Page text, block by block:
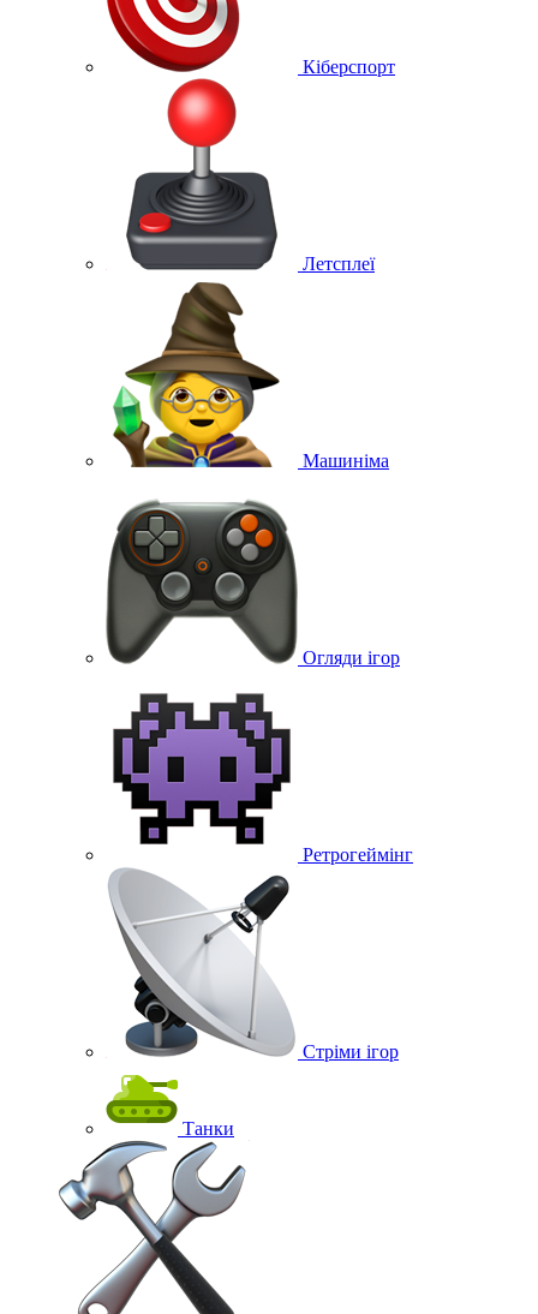
Кіберспорт
Летсплеї
Машиніма
Огляди ігор
Ретрогеймінг
Стріми ігор
Танки